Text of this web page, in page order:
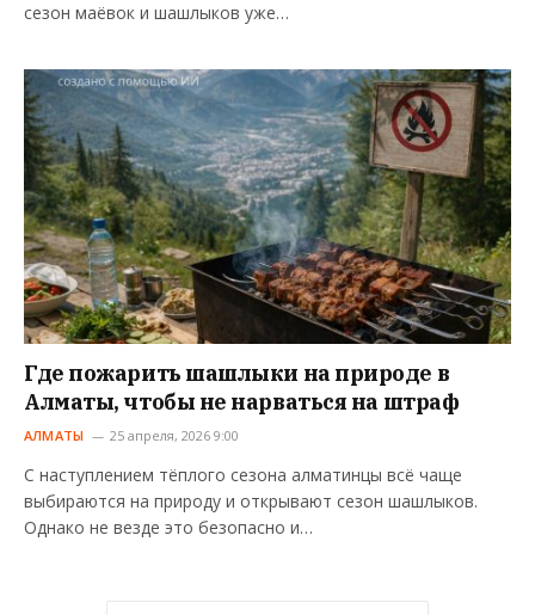
сезон маёвок и шашлыков уже…
Где пожарить шашлыки на природе в
Алматы, чтобы не нарваться на штраф
АЛМАТЫ 25 апреля, 2026 9:00
С наступлением тёплого сезона алматинцы всё чаще
выбираются на природу и открывают сезон шашлыков.
Однако не везде это безопасно и…